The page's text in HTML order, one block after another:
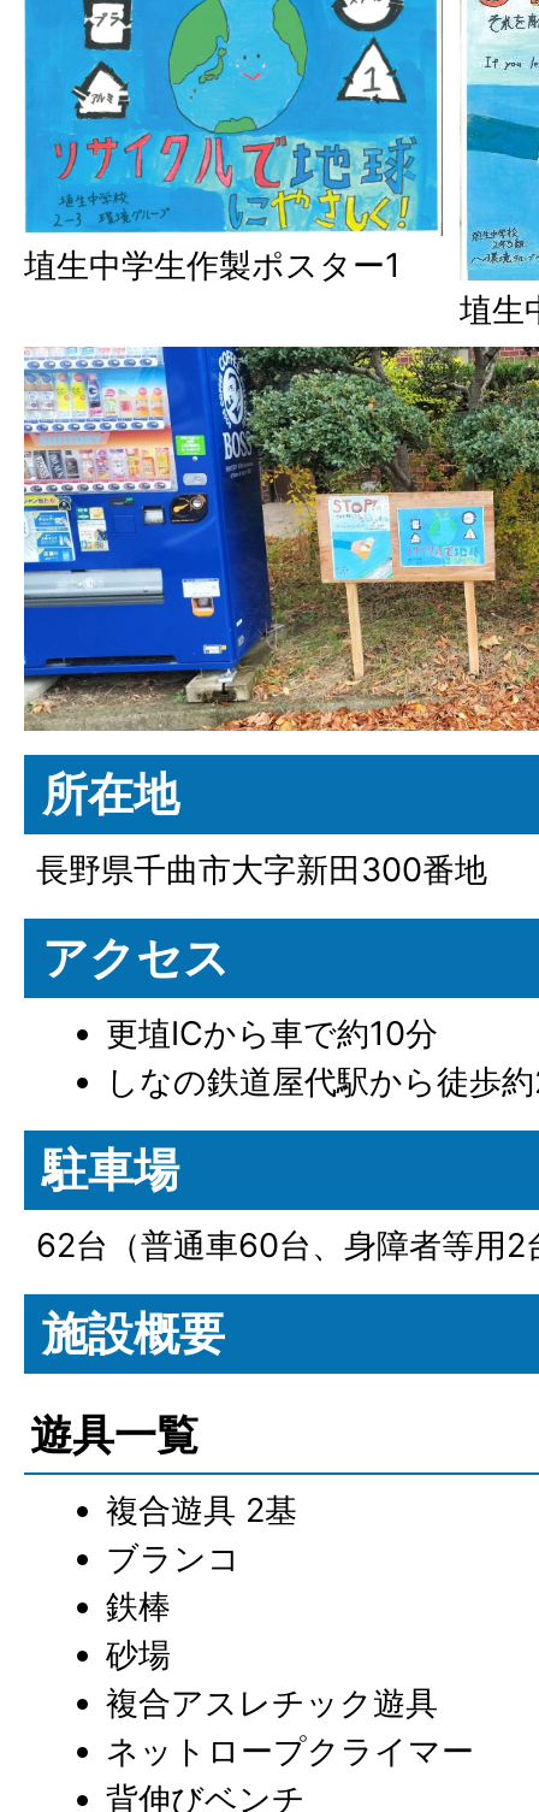
埴生中学生作製ポスター1
埴生
所在地
長野県千曲市大字新田300番地
アクセス
更埴ICから車で約10分
しなの鉄道屋代駅から徒歩
駐車場
62台（普通車60台、身障者等用2
施設概要
遊具一覧
複合遊具 2基
ブランコ
鉄棒
砂場
複合アスレチック遊具
ネットロープクライマー
背伸びベンチ